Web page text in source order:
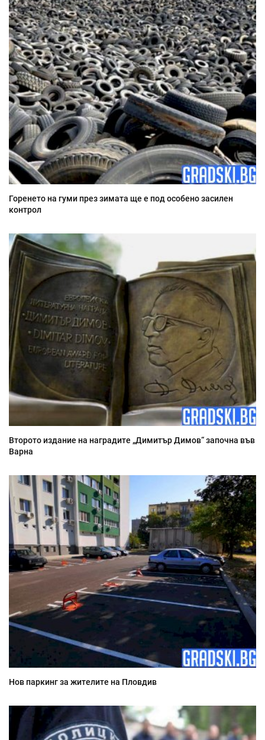
Горенето на гуми през зимата ще е под особено засилен
контрол
Второто издание на наградите „Димитър Димов“ започна във
Варна
Нов паркинг за жителите на Пловдив